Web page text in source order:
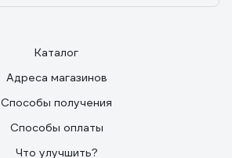
Каталог
Адреса магазинов
Способы получения
Способы оплаты
Что улучшить?